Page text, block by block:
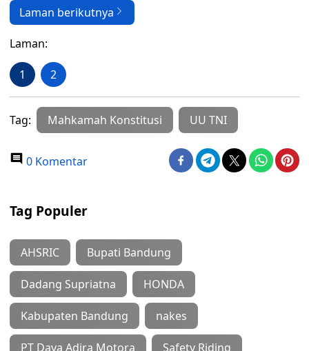
Laman berikutnya
Laman:
1 2
Tag: Mahkamah Konstitusi UU TNI
0 Komentar
Tag Populer
AHSRIC Bupati Bandung
Dadang Supriatna HONDA
Kabupaten Bandung nakes
PT Daya Adira Motora Safety Riding